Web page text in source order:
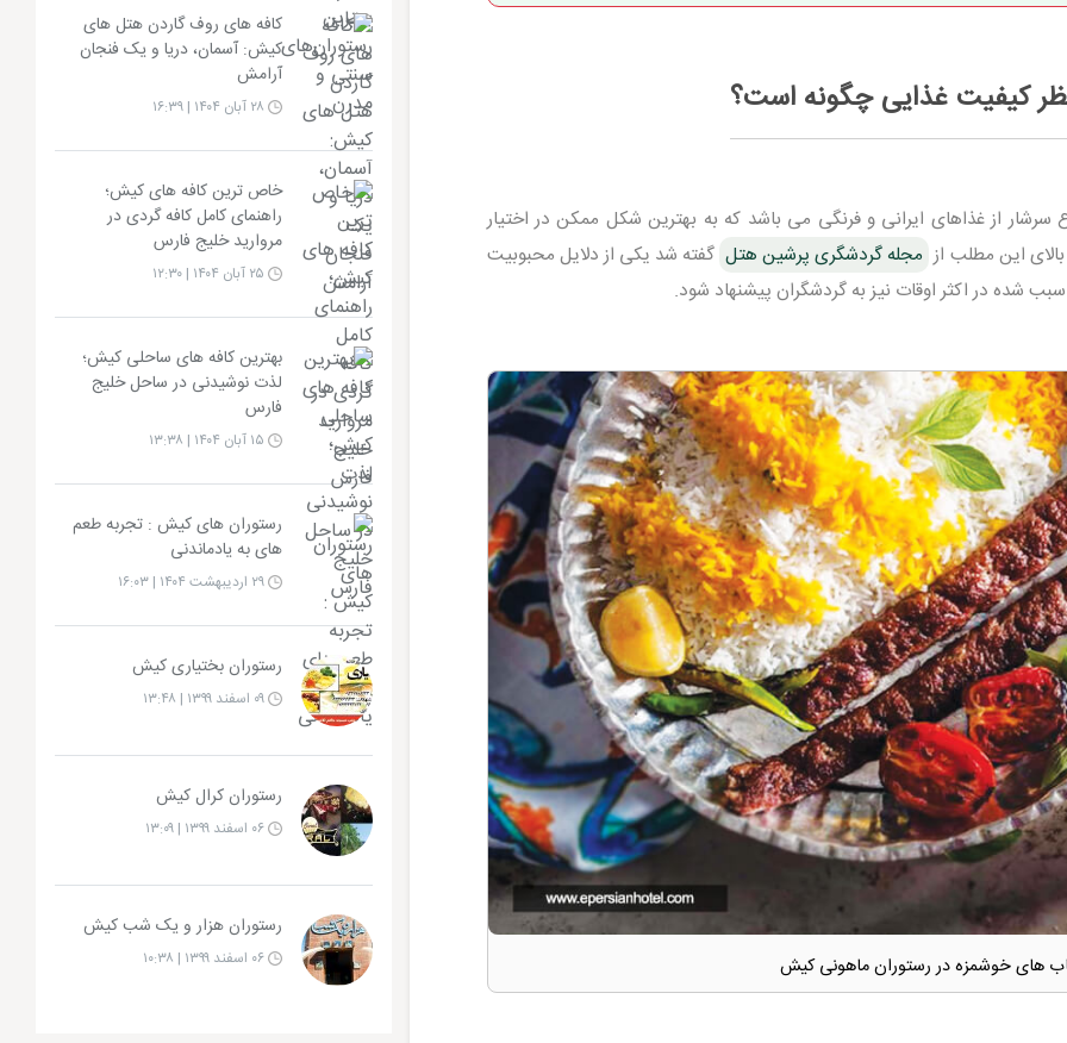
کیفیت غذایی چگونه است؟
سرشار از غذاهای ایرانی و فرنگی می باشد که به بهترین شکل ممکن در اختیار
این مطلب از مجله گردشگری پرشین هتل گفته شد یکی از دلایل محبوبیت
شده در اکثر اوقات نیز به گردشگران پیشنهاد شود.
های خوشمزه در رستوران ماهونی کیش
کافه های روف گاردن هتل های
کیش: آسمان، دریا و یک فنجان
آرامش
خاص ترین کافه های کیش؛
راهنمای کامل کافه گردی در
مروارید خلیج فارس
بهترین کافه های ساحلی کیش؛
لذت نوشیدنی در ساحل خلیج
فارس
رستوران های کیش : تجربه طعم
های به یادماندنی
۲۹ اردیبهشت ۱۴۰۴ | ۱۶:۰۳
رستوران بختیاری کیش
۰۹ اسفند ۱۳۹۹ | ۱۳:۴۸
رستوران کرال کیش
۰۶ اسفند ۱۳۹۹ | ۱۳:۰۹
رستوران هزار و یک شب کیش
۰۶ اسفند ۱۳۹۹ | ۱۰:۳۸